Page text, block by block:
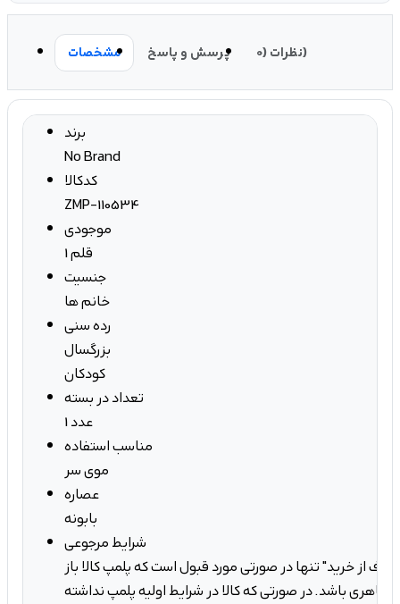
مشخصات پرسش و پاسخ نظرات (0)
برند
No Brand
کدکالا
ZMP-110534
موجودی
1 قلم
جنسیت
خانم ها
رده سنی
بزرگسال
کودکان
تعداد در بسته
1 عدد
مناسب استفاده
موی سر
عصاره
بابونه
شرایط مرجوعی
از خرید" تنها در صورتی مورد قبول است که پلمپ کالا باز
ظاهری باشد. در صورتی که کالا در شرایط اولیه پلمپ نداشته